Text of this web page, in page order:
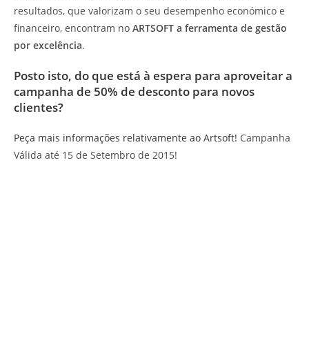
resultados, que valorizam o seu desempenho económico e
financeiro, encontram no ARTSOFT a ferramenta de gestão
por excelência.
Posto isto, do que está à espera para aproveitar a
campanha de 50% de desconto para novos
clientes?
Peça mais informações relativamente ao Artsoft! Campanha
Válida até 15 de Setembro de 2015!